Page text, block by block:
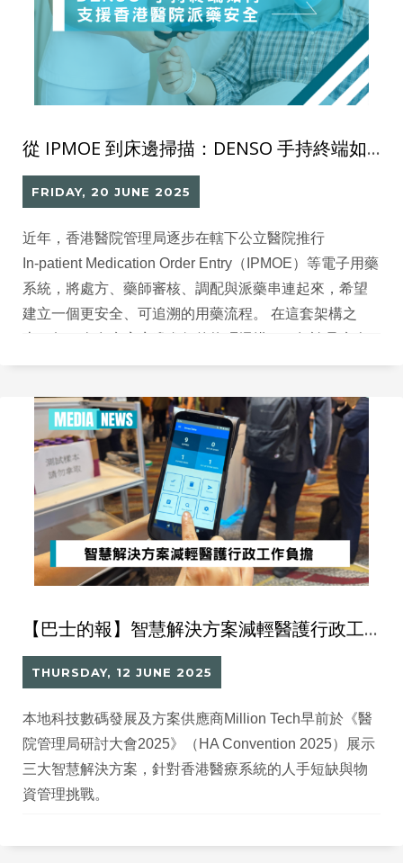
從 IPMOE 到床邊掃描：DENSO 手持終端如何支援香港醫院派藥安全
FRIDAY, 20 JUNE 2025
近年，香港醫院管理局逐步在轄下公立醫院推行
In‑patient Medication Order Entry（IPMOE）等電子用藥
系統，將處方、藥師審核、調配與派藥串連起來，希望
建立一個更安全、可追溯的用藥流程。 在這套架構之
腕帶還是藥物標籤——都是將系統數據和臨床現場「對
handheld terminal 正正是串連這一步的核心工具。
【巴士的報】智慧解決方案減輕醫護行政工作負擔
THURSDAY, 12 JUNE 2025
本地科技數碼發展及方案供應商Million Tech早前於《醫
院管理局研討大會2025》（HA Convention 2025）展示
三大智慧解決方案，針對香港醫療系統的人手短缺與物
資管理挑戰。